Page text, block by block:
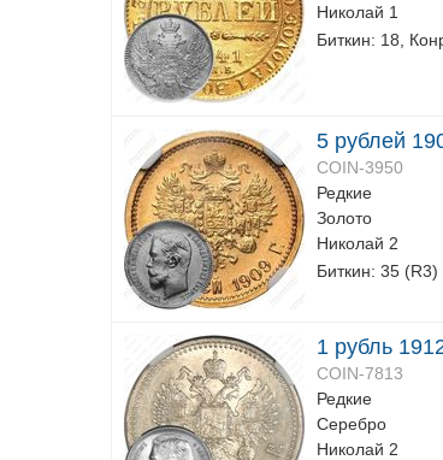
Николай 1
Биткин: 18,
5 рублей
COIN-3950
Редкие
Золото
Николай 2
Биткин: 35 (R3)
1 рубль
COIN-7813
Редкие
Серебро
Николай 2